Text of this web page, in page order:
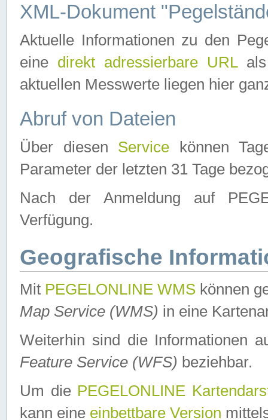
XML-Dokument
Aktuelle Informationen zu den
eine direkt adressierbare URLals
aktuellen Messwerte liegen hier
Abruf von Dateien
Über diesen Service können
Parameter der letzten 31 Tage
Nach der Anmeldung auf
Verfügung.
Geografische
Mit PEGELONLINE WMS können
Map Service (WMS) in eine
Weiterhin sind die Informationen
Feature Service (WFS) beziehbar.
Um die PEGELONLINE
kann eine einbettbare Version